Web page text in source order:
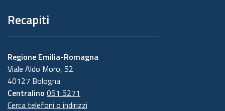
Recapiti
Regione Emilia-Romagna
Viale Aldo Moro, 52
40127 Bologna
Centralino 051 5271
Cerca telefoni o indirizzi